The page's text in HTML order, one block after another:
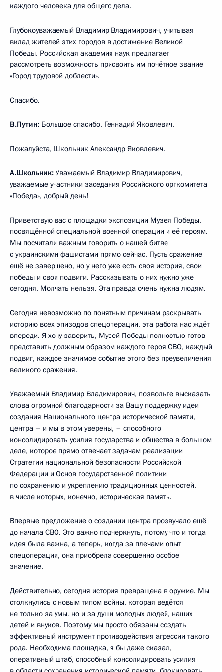
каждого человека для общего дела.
Глубокоуважаемый Владимир Владимирович, учитывая
вклад жителей этих городов в достижение Великой
Победы, Российская академия наук предлагает
рассмотреть возможность присвоить им почётное звание
«Город трудовой доблести».
Спасибо.
В.Путин: Большое спасибо, Геннадий Яковлевич.
Пожалуйста, Школьник Александр Яковлевич.
А.Школьник: Уважаемый Владимир Владимирович,
уважаемые участники заседания Российского оргкомитета
«Победа», добрый день!
Приветствую вас с площадки экспозиции Музея Победы,
посвящённой специальной военной операции и её героям.
Мы посчитали важным говорить о нашей битве
с украинскими фашистами прямо сейчас. Пусть сражение
ещё не завершено, но у него уже есть своя история, свои
победы и свои подвиги. Рассказывать о них нужно уже
сегодня. Молчать нельзя. Эта правда очень нужна людям.
Сегодня невозможно по понятным причинам раскрывать
историю всех эпизодов спецоперации, эта работа нас ждёт
впереди. Я хочу заверить, Музей Победы полностью готов
представить должным образом каждого героя СВО, каждый
подвиг, каждое значимое событие этого без преувеличения
великого сражения.
Уважаемый Владимир Владимирович, позвольте высказать
слова огромной благодарности за Вашу поддержку идеи
создания Национального центра исторической памяти,
центра – и мы в этом уверены, – способного
консолидировать усилия государства и общества в большом
деле, которое прямо отвечает задачам реализации
Стратегии национальной безопасности Российской
Федерации и Основ государственной политики
по сохранению и укреплению традиционных ценностей,
в числе которых, конечно, историческая память.
Впервые предложение о создании центра прозвучало ещё
до начала СВО. Это важно подчеркнуть, потому что и тогда
идея была важна, а теперь, когда за плечами опыт
спецоперации, она приобрела совершенно особое
значение.
Действительно, сегодня история превращена в оружие. Мы
столкнулись с новым типом войны, которая ведётся
не только за умы, но и за души молодых людей, наших
детей и внуков. Поэтому мы просто обязаны создать
эффективный инструмент противодействия агрессии такого
рода. Необходима площадка, я бы даже сказал,
оперативный штаб, способный консолидировать усилия